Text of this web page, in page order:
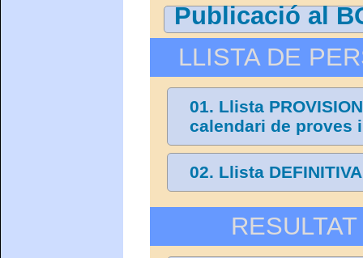
Publicació al
LLISTA DE
01. Llista
calendari de proves
02. Llista